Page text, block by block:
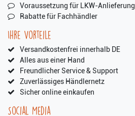
Voraussetzung für LKW-Anlieferung
Rabatte für Fachhändler
Ihre Vorteile
Versandkostenfrei innerhalb DE
Alles aus einer Hand
Freundlicher Service & Support
Zuverlässiges Händlernetz
Sicher online einkaufen
Social Media